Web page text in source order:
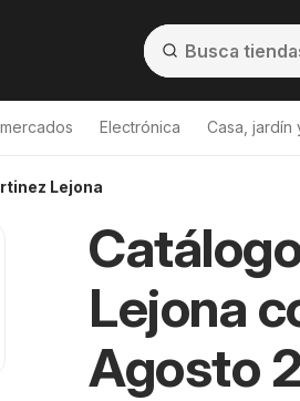
Electrónica Casa, jardín
Lejona
Lejona
Agosto